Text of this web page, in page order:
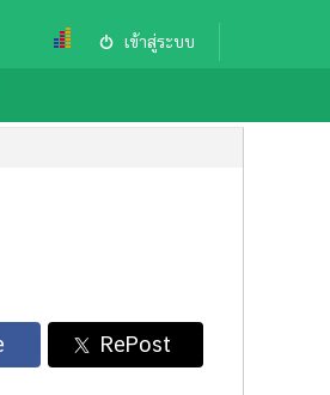
เข้าสู่ระบบ